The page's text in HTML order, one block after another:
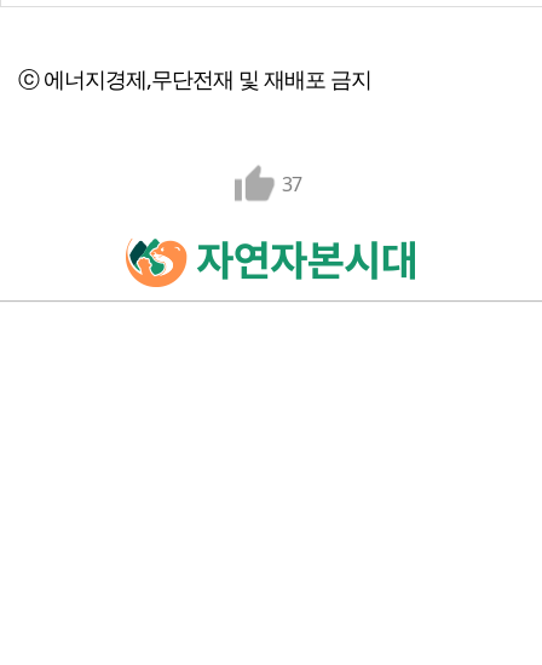
ⓒ 에너지경제,무단전재 및 재배포 금지
37